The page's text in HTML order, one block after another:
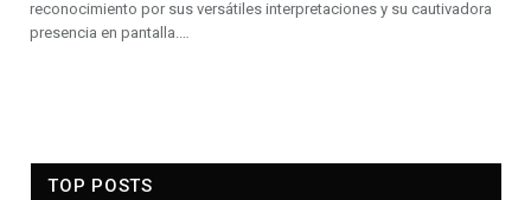
reconocimiento por sus versátiles interpretaciones y su cautivadora
presencia en pantalla.…
TOP POSTS